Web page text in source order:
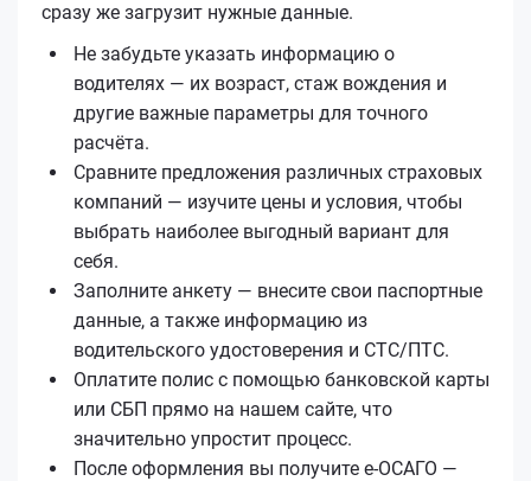
сразу же загрузит нужные данные.
Не забудьте указать информацию о
водителях — их возраст, стаж вождения и
другие важные параметры для точного
расчёта.
Сравните предложения различных страховых
компаний — изучите цены и условия, чтобы
выбрать наиболее выгодный вариант для
себя.
Заполните анкету — внесите свои паспортные
данные, а также информацию из
водительского удостоверения и СТС/ПТС.
Оплатите полис с помощью банковской карты
или СБП прямо на нашем сайте, что
значительно упростит процесс.
После оформления вы получите е‑ОСАГО —